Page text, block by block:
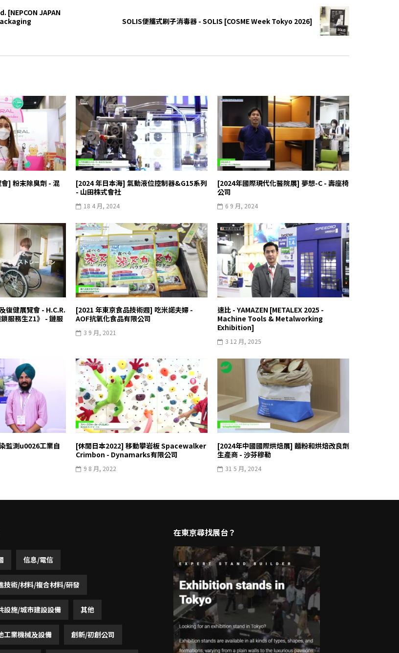
[NEPCON JAPAN
SOLIS便攜式刷子消毒器 - SOLIS [COSME Week Tokyo 2026]
] 粉末除臭劑 - 混
[2024 年日本海] 氣動液位控制器&G15系列
- 山田株式會社
18 4 月, 2024
[2024年國際現代化醫院展] 夢想-C - 壽座椅
公司
6 9 月, 2024
復健展覽會 - H.C.R.
服務生Z1》 - 鏈服
[2021 年東京食品技術週] 吃米諾夫婦 -
AOF抗氧化食品有限公司
3 9 月, 2021
速比 - YAMAZEN [METALEX 2025 -
Machine Tools & Metalworking
Exhibition]
3 12 月, 2025
監測u0026工業自
[休閒日本2022] 移動攀岩板 Spacewalker
Crimbon - Dynamarks有限公司
9 8 月, 2022
[2024年中國國際烘焙展] 麵粉和烘焙改良劑
生產商 - 沙芬穆勒
31 5 月, 2024
信息/電信
技術/材料/複合材料/研發
設施/城市建設設備 其他
工業機械及設備 創新/初創公司
在東京尋找展台？